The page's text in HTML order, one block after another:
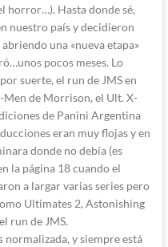
horror…). Hasta donde sé,
nuestro país y decidieron
una «nueva etapa»
pocos meses. Lo
suerte, el run de JMS en
Men de Morrison, el Ult. X-
de Panini Argentina
eran muy flojas y en
donde no debía (es
la página 18 cuando el
a largar varias series pero
Ultimates 2, Astonishing
run de JMS.
normalizada, y siempre está